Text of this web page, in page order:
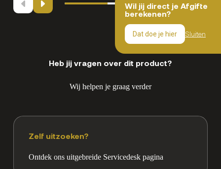
Heb jij vragen over dit product?
Wij helpen je graag verder
Zelf uitzoeken?
Ontdek ons uitgebreide Servicedesk pagina
Wil jij direct je Afgifte
berekenen?
Dat doe je hier Sluiten